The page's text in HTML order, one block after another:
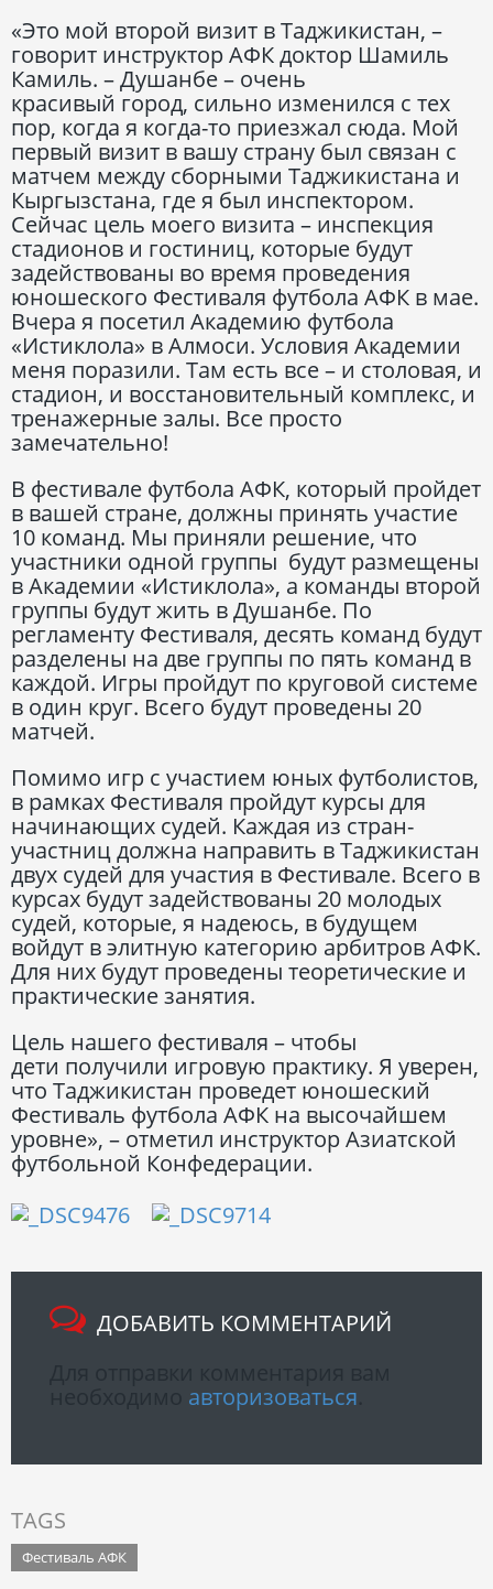
«Это мой второй визит в Таджикистан, –
говорит инструктор АФК доктор Шамиль
Камиль. – Душанбе – очень
красивый город, сильно изменился с тех
пор, когда я когда-то приезжал сюда. Мой
первый визит в вашу страну был связан с
матчем между сборными Таджикистана и
Кыргызстана, где я был инспектором.
Сейчас цель моего визита – инспекция
стадионов и гостиниц, которые будут
задействованы во время проведения
юношеского Фестиваля футбола АФК в мае.
Вчера я посетил Академию футбола
«Истиклола» в Алмоси. Условия Академии
меня поразили. Там есть все – и столовая, и
стадион, и восстановительный комплекс, и
тренажерные залы. Все просто
замечательно!
В фестивале футбола АФК, который пройдет
в вашей стране, должны принять участие
10 команд. Мы приняли решение, что
участники одной группы будут размещены
в Академии «Истиклола», а команды второй
группы будут жить в Душанбе. По
регламенту Фестиваля, десять команд будут
разделены на две группы по пять команд в
каждой. Игры пройдут по круговой системе
в один круг. Всего будут проведены 20
матчей.
Помимо игр с участием юных футболистов,
в рамках Фестиваля пройдут курсы для
начинающих судей. Каждая из стран-
участниц должна направить в Таджикистан
двух судей для участия в Фестивале. Всего в
курсах будут задействованы 20 молодых
судей, которые, я надеюсь, в будущем
войдут в элитную категорию арбитров АФК.
Для них будут проведены теоретические и
практические занятия.
Цель нашего фестиваля – чтобы
дети получили игровую практику. Я уверен,
что Таджикистан проведет юношеский
Фестиваль футбола АФК на высочайшем
уровне», – отметил инструктор Азиатской
футбольной Конфедерации.
ДОБАВИТЬ КОММЕНТАРИЙ
авторизоваться
TAGS
Фестиваль АФК